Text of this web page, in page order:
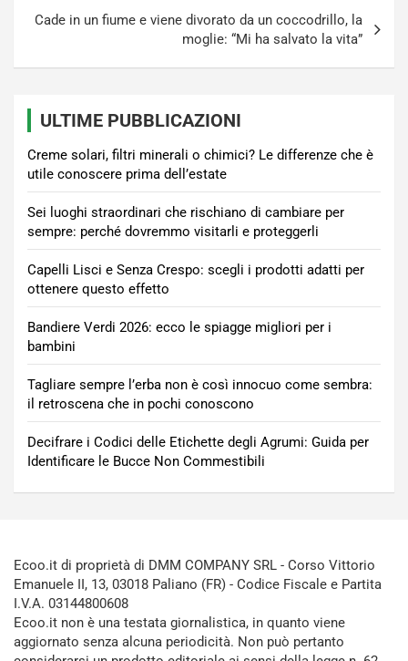
Cade in un fiume e viene divorato da un coccodrillo, la
moglie: “Mi ha salvato la vita”
ULTIME PUBBLICAZIONI
Creme solari, filtri minerali o chimici? Le differenze che è
utile conoscere prima dell’estate
Sei luoghi straordinari che rischiano di cambiare per
sempre: perché dovremmo visitarli e proteggerli
Capelli Lisci e Senza Crespo: scegli i prodotti adatti per
ottenere questo effetto
Bandiere Verdi 2026: ecco le spiagge migliori per i
bambini
Tagliare sempre l’erba non è così innocuo come sembra:
il retroscena che in pochi conoscono
Decifrare i Codici delle Etichette degli Agrumi: Guida per
Identificare le Bucce Non Commestibili
Ecoo.it di proprietà di DMM COMPANY SRL - Corso Vittorio
Emanuele II, 13, 03018 Paliano (FR) - Codice Fiscale e Partita
I.V.A. 03144800608
Ecoo.it non è una testata giornalistica, in quanto viene
aggiornato senza alcuna periodicità. Non può pertanto